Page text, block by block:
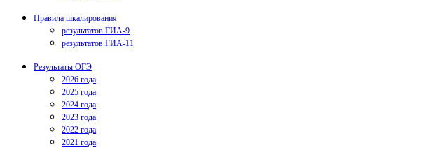
Правила шкалирования
результатов ГИА-9
результатов ГИА-11
Результаты ОГЭ
2026 года
2025 года
2024 года
2023 года
2022 года
2021 года